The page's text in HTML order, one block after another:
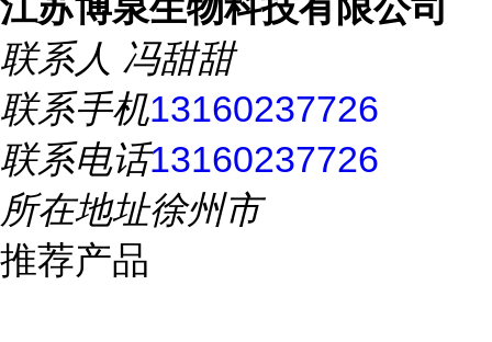
联系人 冯甜甜
联系手机13160237726
联系电话13160237726
所在地址徐州市
推荐产品